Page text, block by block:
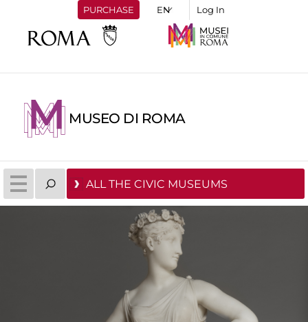
PURCHASE Log In
MUSEO DI ROMA
ALL THE CIVIC MUSEUMS